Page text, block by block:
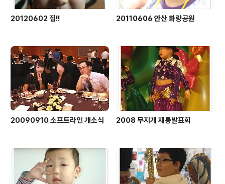
20120602 집!! 20110606 안산 화랑공원
20090910 소프트라인 개소식 2008 무지개 재롱발표회